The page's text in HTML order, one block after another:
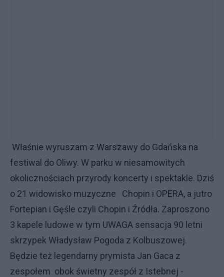
Właśnie wyruszam z Warszawy do Gdańska na
festiwal do Oliwy. W parku w niesamowitych
okolicznościach przyrody koncerty i spektakle. Dziś
o 21 widowisko muzyczne Chopin i OPERA, a jutro
Fortepian i Gęśle czyli Chopin i Źródła. Zaproszono
3 kapele ludowe w tym UWAGA sensacja 90 letni
skrzypek Władysław Pogoda z Kolbuszowej.
Będzie też legendarny prymista Jan Gaca z
zespołem obok świetny zespół z Istebnej -